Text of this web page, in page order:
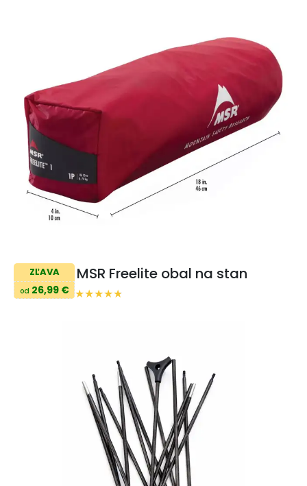
ZĽAVA
od 26,99 €
MSR Freelite obal na stan